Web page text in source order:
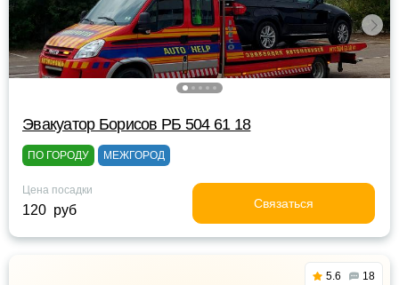
Эвакуатор Борисов РБ 504 61 18
ПО ГОРОДУ МЕЖГОРОД
Цена посадки
120 руб Связаться
5.6 18